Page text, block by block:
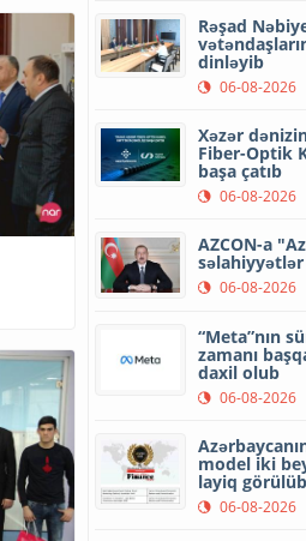
Rəşad
dinləyib
06-08-2026
Xəzər
Fiber-Optik
başa çatıb
06-08-2026
AZCON-a
06-08-2026
“Meta”nın
zamanı
daxil olub
06-08-2026
model iki
layiq görülüb
06-08-2026